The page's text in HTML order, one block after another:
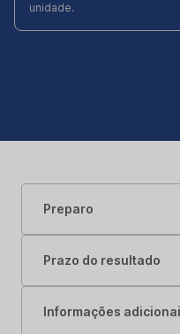
unidade.
Preparo
Prazo do resultado
Informações